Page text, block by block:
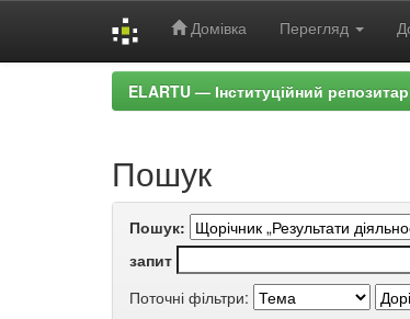
Домівка Перегляд
ELARTU — Інституційний
Пошук
Пошук:
запит
Поточні фільтри: